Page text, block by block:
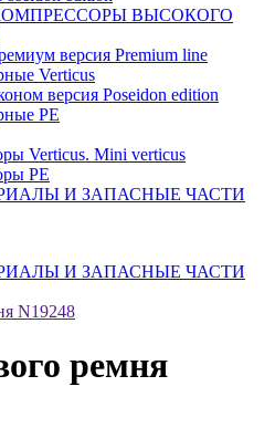
ВЫСОКОГО
версия Premium line
Verticus
версия Poseidon edition
PE
Verticus. Mini verticus
PE
И ЗАПАСНЫЕ ЧАСТИ
И ЗАПАСНЫЕ ЧАСТИ
N19248
ремня